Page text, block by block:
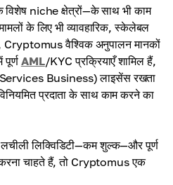
विशेष niche क्षेत्रों—के साथ भी काम
के लिए भी व्यावहारिक, स्केलेबल
Cryptomus वैश्विक अनुपालन मानकों
AML/KYC प्रक्रियाएँ शामिल हैं,
Business) लाइसेंस रखता
प्रदाता के साथ काम करने का
लिक्विडिटी—कम शुल्क—और पूर्ण
चाहते हैं, तो Cryptomus एक